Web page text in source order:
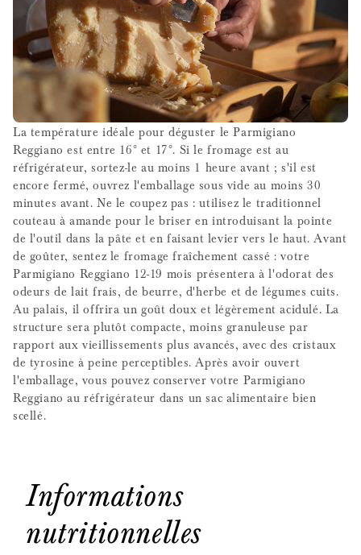
La température idéale pour déguster le Parmigiano
Reggiano est entre 16° et 17°. Si le fromage est au
réfrigérateur, sortez-le au moins 1 heure avant ; s'il est
encore fermé, ouvrez l'emballage sous vide au moins 30
minutes avant. Ne le coupez pas : utilisez le traditionnel
couteau à amande pour le briser en introduisant la pointe
de l'outil dans la pâte et en faisant levier vers le haut. Avant
de goûter, sentez le fromage fraîchement cassé : votre
Parmigiano Reggiano 12-19 mois présentera à l'odorat des
odeurs de lait frais, de beurre, d'herbe et de légumes cuits.
Au palais, il offrira un goût doux et légèrement acidulé. La
structure sera plutôt compacte, moins granuleuse par
rapport aux vieillissements plus avancés, avec des cristaux
de tyrosine à peine perceptibles. Après avoir ouvert
l'emballage, vous pouvez conserver votre Parmigiano
Reggiano au réfrigérateur dans un sac alimentaire bien
scellé.
Informations
nutritionnelles